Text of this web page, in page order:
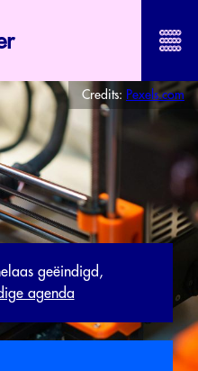
Credits: Pexels.com
geëindigd,
agenda